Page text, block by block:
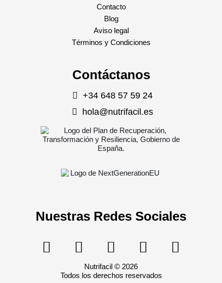
Contacto
Blog
Aviso legal
Términos y Condiciones
Contáctanos
+34 648 57 59 24
hola@nutrifacil.es
Nuestras Redes Sociales
Nutrifacil © 2026
Todos los derechos reservados